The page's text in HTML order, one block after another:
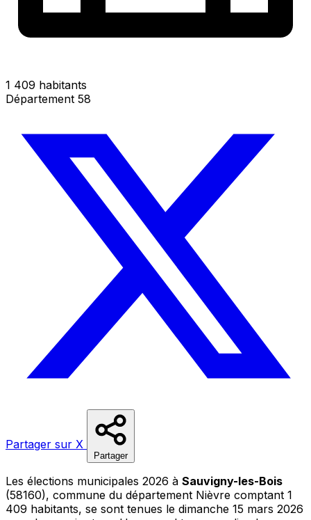
1 409 habitants
Département 58
Partager sur X
Partager
Les élections municipales 2026 à Sauvigny-les-Bois
(58160), commune du département Nièvre comptant 1
409 habitants, se sont tenues le dimanche 15 mars 2026